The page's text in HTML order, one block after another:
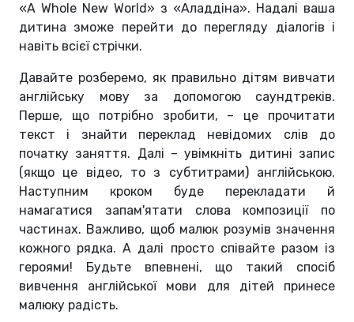
«A Whole New World» з «Аладдіна». Надалі ваша
дитина зможе перейти до перегляду діалогів і
навіть всієї стрічки.
Давайте розберемо, як правильно дітям вивчати
англійську мову за допомогою саундтреків.
Перше, що потрібно зробити, – це прочитати
текст і знайти переклад невідомих слів до
початку заняття. Далі – увімкніть дитині запис
(якщо це відео, то з субтитрами) англійською.
Наступним кроком буде перекладати й
намагатися запам'ятати слова композиції по
частинах. Важливо, щоб малюк розумів значення
кожного рядка. А далі просто співайте разом із
героями! Будьте впевнені, що такий спосіб
вивчення англійської мови для дітей принесе
малюку радість.